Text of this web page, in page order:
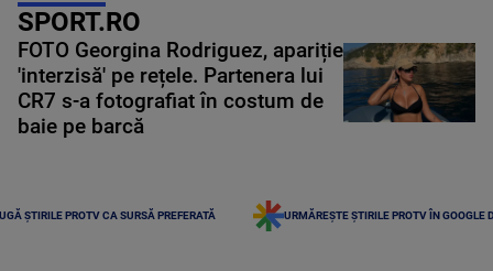
SPORT.RO
FOTO Georgina Rodriguez, apariție
'interzisă' pe rețele. Partenera lui
CR7 s-a fotografiat în costum de
baie pe barcă
ȘTIRILE PROTV CA SURSĂ PREFERATĂ URMĂREȘTE ȘTIRILE PROTV ÎN GOOGLE